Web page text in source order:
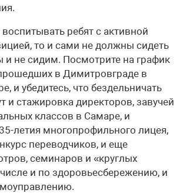
ребят с активной
то и сами не должны сидеть
не сидим. Посмотрите на график
в Димитровграде в
и убедитесь, что бездельничать
и стажировка директоров, завучей
классов в Самаре, и
летия многопрофильного лицея,
переводчиков, и еще
семинаров и «круглых
и по здоровьесбережению, и